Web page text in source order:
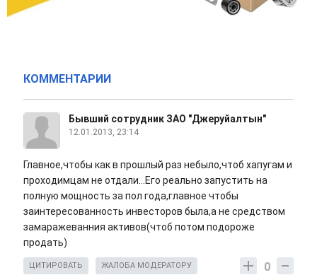
КОММЕНТАРИИ
Бывший сотрудник ЗАО "Джеруйалтын"
12.01.2013, 23:14
Главное,чтобы как в прошлый раз небыло,чтоб хапугам и
проходимцам не отдали...Его реально запустить на
полную мощность за пол года,главное чтобы
заинтересованность инвесторов была,а не средством
замаражеванния активов(чтоб потом подороже
продать)
0
ЦИТИРОВАТЬ ЖАЛОБА МОДЕРАТОРУ